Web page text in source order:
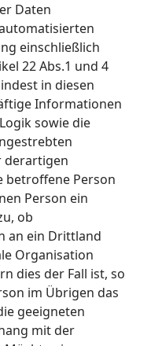
Daten
einschließlich
22 Abs.1 und 4
in diesen
Informationen
sowie die
derartigen
betroffene Person
Person ein
ob
an ein Drittland
Organisation
dies der Fall ist, so
im Übrigen das
geeigneten
mit der